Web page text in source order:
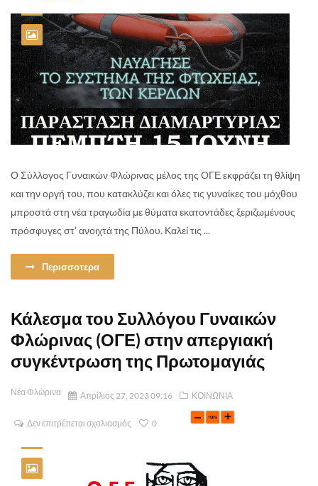
Ο Σύλλογος Γυναικών Φλώρινας μέλος της ΟΓΕ εκφράζει τη θλίψη
και την οργή του, που κατακλύζει και όλες τις γυναίκες του μόχθου
μπροστά στη νέα τραγωδία με θύματα εκατοντάδες ξεριζωμένους
πρόσφυγες στ’ ανοιχτά της Πύλου. Καλεί τις ...
Περισσοτερα
Κάλεσμα του Συλλόγου Γυναικών
Φλώρινας (ΟΓΕ) στην απεργιακή
συγκέντρωση της Πρωτομαγιάς
Νέα Φλώρινα Απρίλιος 27, 2023 09:16 ΚΟΙΝΩΝΙΑ
Δεν επιτρέπεται σχολιασμός 0